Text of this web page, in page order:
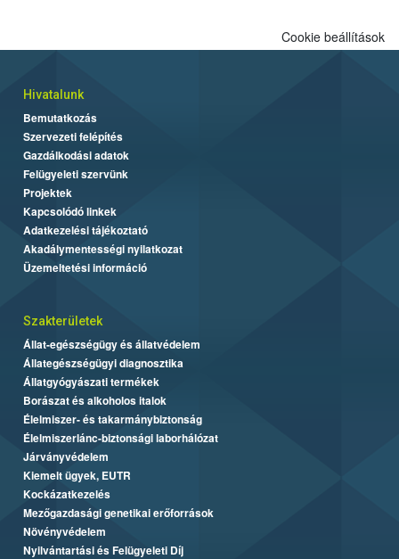
Cookie beállítások
Hivatalunk
Bemutatkozás
Szervezeti felépítés
Gazdálkodási adatok
Felügyeleti szervünk
Projektek
Kapcsolódó linkek
Adatkezelési tájékoztató
Akadálymentességi nyilatkozat
Üzemeltetési információ
Szakterületek
Állat-egészségügy és állatvédelem
Állategészségügyi diagnosztika
Állatgyógyászati termékek
Borászat és alkoholos italok
Élelmiszer- és takarmánybiztonság
Élelmiszerlánc-biztonsági laborhálózat
Járványvédelem
Kiemelt ügyek, EUTR
Kockázatkezelés
Mezőgazdasági genetikai erőforrások
Növényvédelem
Nyilvántartási és Felügyeleti Díj